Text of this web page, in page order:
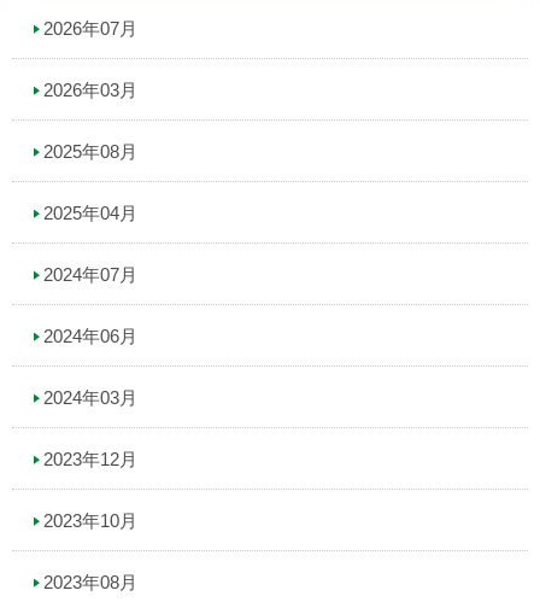
2026年07月
2026年03月
2025年08月
2025年04月
2024年07月
2024年06月
2024年03月
2023年12月
2023年10月
2023年08月